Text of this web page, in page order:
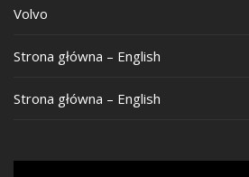
Volvo
Strona główna – English
Strona główna – English